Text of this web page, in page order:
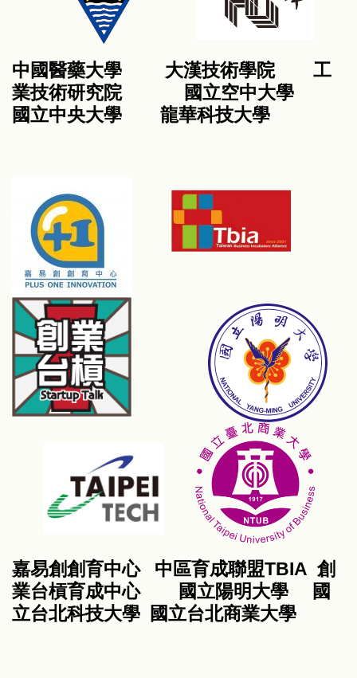
中國醫藥大學 大漢技術學院 工
業技術研究院 國立空中大學
國立中央大學 龍華科技大學
嘉易創創育中心 中區育成聯盟TBIA 創
業台槓育成中心 國立陽明大學 國
立台北科技大學 國立台北商業大學